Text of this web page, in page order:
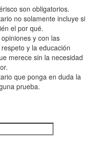
son obligatorios.
no solamente incluye si
el por qué.
y con las
y la educación
merece sin la necesidad
que ponga en duda la
prueba.